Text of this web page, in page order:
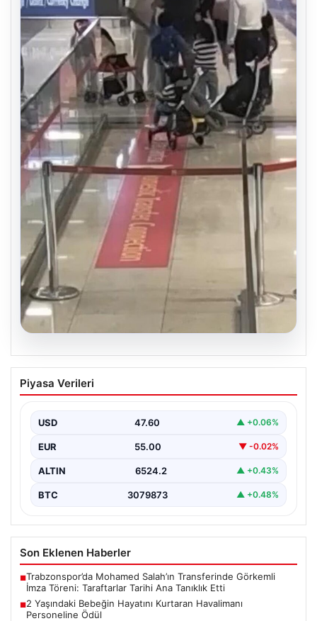
2 Yaşındaki Bebeğin Hayatını Kurtaran
Havalimanı Personeline Ödül
bir olayda, 2 yaşındaki Liam isimli bir çocuğun…
Piyasa Verileri
USD 47.60 ▲ +0.06%
EUR 55.00 ▼ -0.02%
ALTIN 6524.2 ▲ +0.43%
BTC 3079873 ▲ +0.48%
Son Eklenen Haberler
■Trabzonspor’da Mohamed Salah’ın Transferinde Görkemli
İmza Töreni: Taraftarlar Tarihi Ana Tanıklık Etti
■2 Yaşındaki Bebeğin Hayatını Kurtaran Havalimanı
Personeline Ödül